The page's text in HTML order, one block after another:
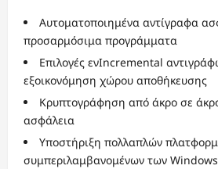
Αυτοματοποιημένα αντίγραφα
προσαρμόσιμα προγράμματα
Επιλογές ενIncremental
εξοικονόμηση χώρου αποθήκευσης
Κρυπτογράφηση από άκρο σε
ασφάλεια
Υποστήριξη πολλαπλών
συμπεριλαμβανομένων των